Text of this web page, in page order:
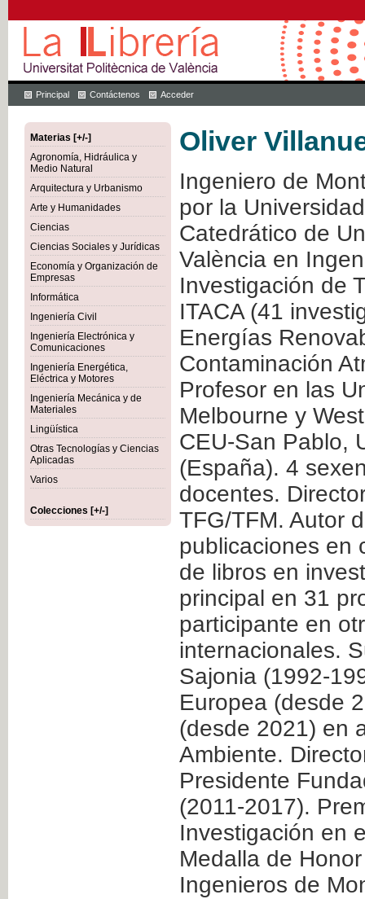
Principal Contáctenos Acceder
Materias [+/-]
Agronomía, Hidráulica y
Medio Natural
Arquitectura y Urbanismo
Arte y Humanidades
Ciencias
Ciencias Sociales y Jurídicas
Economía y Organización de
Empresas
Informática
Ingeniería Civil
Ingeniería Electrónica y
Comunicaciones
Ingeniería Energética,
Eléctrica y Motores
Ingeniería Mecánica y de
Materiales
Lingüística
Otras Tecnologías y Ciencias
Aplicadas
Varios
Colecciones [+/-]
Oliver
Ingeniero de
por la
Catedrático de
València en
Investigación de
ITACA (41
Energías
Contaminación
Profesor en las
Melbourne y
CEU-San Pablo,
(España). 4
docentes.
TFG/TFM. Autor
publicaciones en
de libros en
principal en 31
participante en
internacionales.
Sajonia (1992-
Europea (desde
(desde 2021) en
Ambiente.
Presidente
(2011-2017).
Investigación en
Medalla de
Ingenieros de